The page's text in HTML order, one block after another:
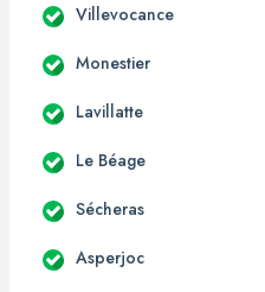
Villevocance
Monestier
Lavillatte
Le Béage
Sécheras
Asperjoc